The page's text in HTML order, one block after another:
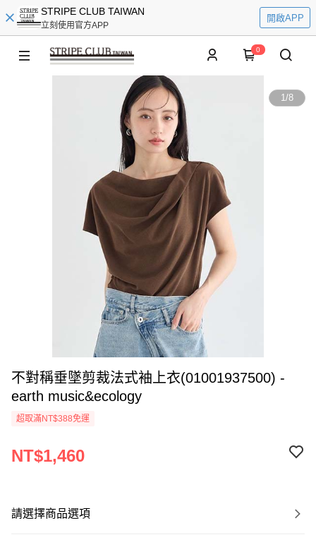
STRIPE CLUB TAIWAN
立刻使用官方APP
開啟APP
0
1/8
不對稱垂墜剪裁法式袖上衣(01001937500) -
earth music&ecology
超取滿NT$388免運
NT$1,460
請選擇商品選項